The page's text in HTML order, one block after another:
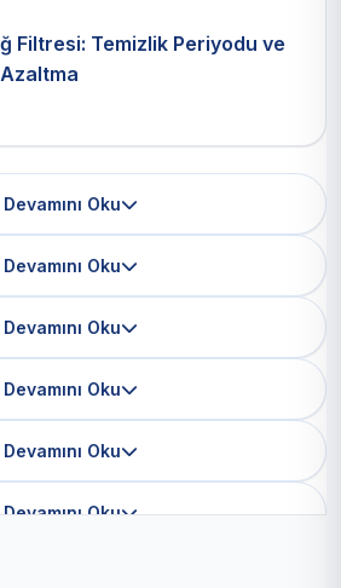
Filtresi: Temizlik Periyodu ve
Devamını Oku
Devamını Oku
Devamını Oku
Devamını Oku
Devamını Oku
Devamını Oku